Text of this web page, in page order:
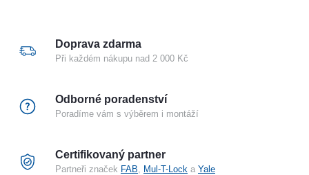
Doprava zdarma
Při každém nákupu nad 2 000 Kč
Odborné poradenství
Poradíme vám s výběrem i montáží
Certifikovaný partner
Partneři značek FAB Mul-T-Lock a Yale